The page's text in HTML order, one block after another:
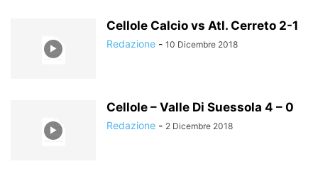
Cellole Calcio vs Atl. Cerreto 2-1
Redazione - 10 Dicembre 2018
Cellole – Valle Di Suessola 4 – 0
Redazione - 2 Dicembre 2018